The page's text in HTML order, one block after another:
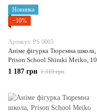
Новинка
−10%
Артикул: PS 0005
Аніме фігурка Тюремна школа,
Prison School Shiraki Meiko, 10
см (PS 0005)
1 187 грн 1 319 грн